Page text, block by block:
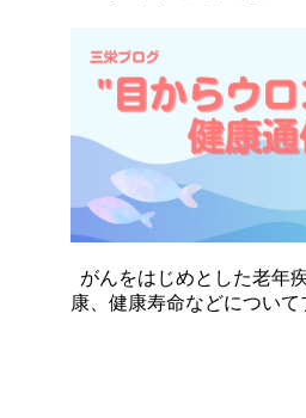
がんをはじめとした老年
康、健康寿命などについ